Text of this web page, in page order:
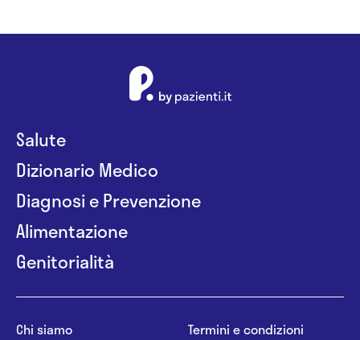
Salute
Dizionario Medico
Diagnosi e Prevenzione
Alimentazione
Genitorialità
Chi siamo
Termini e condizioni